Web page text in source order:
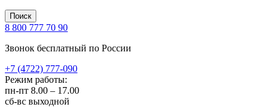
Поиск
8 800 777 70 90
Звонок бесплатный по России
+7 (4722) 777-090
Режим работы:
пн-пт 8.00 – 17.00
сб-вс выходной